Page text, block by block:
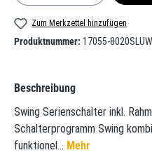
Zum Merkzettel hinzufügen
Produktnummer: 17055-8020SLUW
Beschreibung
Swing Serienschalter inkl.
Schalterprogramm Swing
funktionel… Mehr